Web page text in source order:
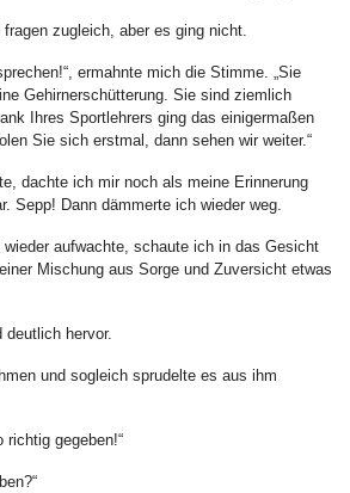
fragen zugleich, aber es ging nicht.
ermahnte mich die Stimme. „Sie
Gehirnerschütterung. Sie sind ziemlich
Ihres Sportlehrers ging das einigermaßen
Sie sich erstmal, dann sehen wir weiter.“
dachte ich mir noch als meine Erinnerung
Sepp! Dann dämmerte ich wieder weg.
aufwachte, schaute ich in das Gesicht
Mischung aus Sorge und Zuversicht etwas
deutlich hervor.
und sogleich sprudelte es aus ihm
richtig gegeben!“